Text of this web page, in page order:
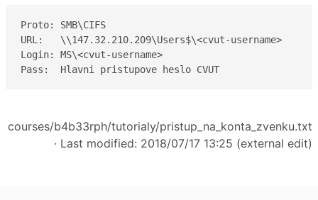
Proto: SMB\CIFS
URL:   \\147.32.210.209\Users$\<cvut-username>
Login: MS\<cvut-username>
Pass:  Hlavni pristupove heslo CVUT
courses/b4b33rph/tutorialy/pristup_na_konta_zvenku.txt
· Last modified: 2018/07/17 13:25 (external edit)